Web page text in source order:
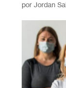
por Jordan